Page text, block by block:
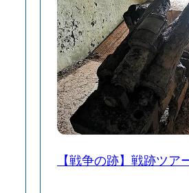
【戦争の跡】戦跡ツア